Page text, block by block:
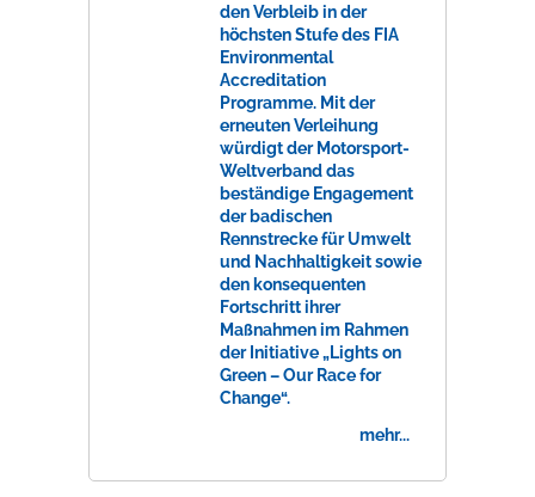
den Verbleib in der
höchsten Stufe des FIA
Environmental
Accreditation
Programme. Mit der
erneuten Verleihung
würdigt der Motorsport-
Weltverband das
beständige Engagement
der badischen
Rennstrecke für Umwelt
und Nachhaltigkeit sowie
den konsequenten
Fortschritt ihrer
Maßnahmen im Rahmen
der Initiative „Lights on
Green – Our Race for
Change“.
mehr...